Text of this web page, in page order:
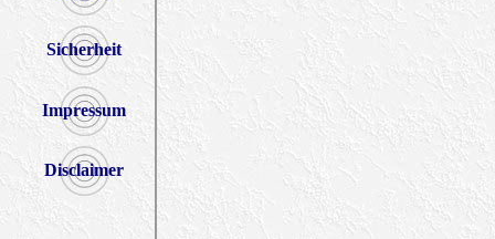
Sicherheit
Impressum
Disclaimer